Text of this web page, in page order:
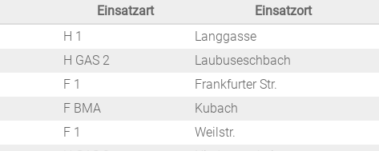
Einsatzart Einsatzort
H 1 Langgasse
H GAS 2 Laubuseschbach
F 1 Frankfurter Str.
F BMA Kubach
F 1 Weilstr.